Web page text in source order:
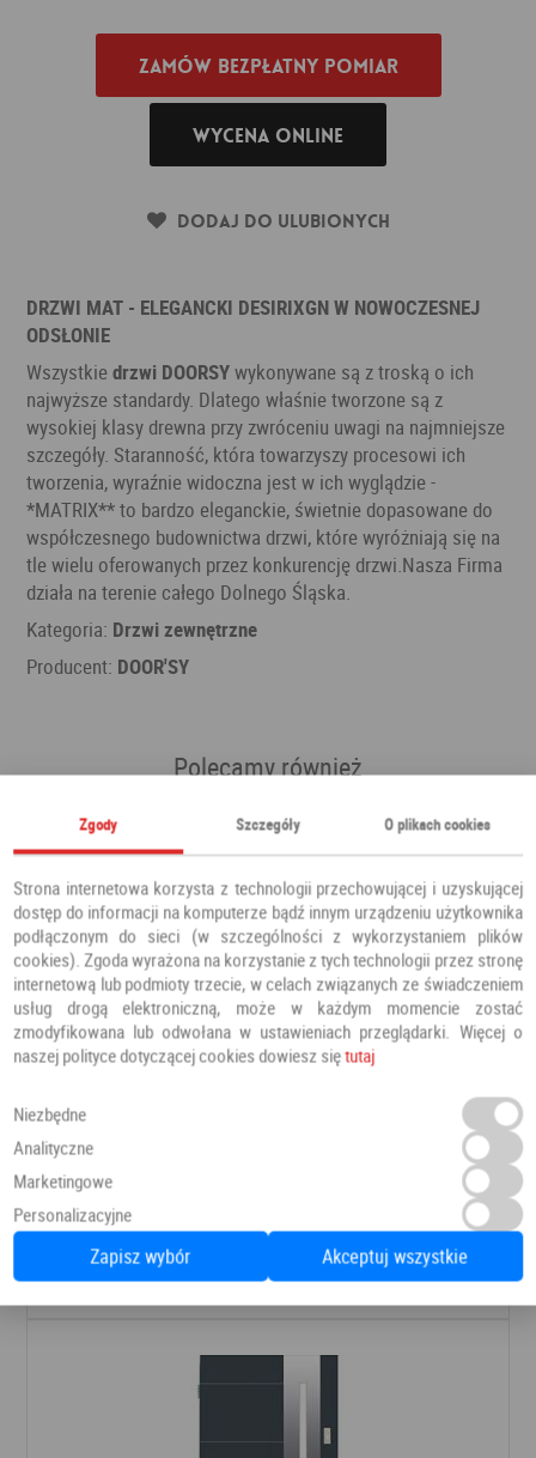
Zamów bezpłatny pomiar
Wycena online
Dodaj do ulubionych
DRZWI MAT - ELEGANCKI DESIRIXGN W NOWOCZESNEJ
ODSŁONIE
Wszystkiedrzwi DOORSYwykonywane są z troską o ich
najwyższe standardy. Dlatego właśnie tworzone są z
wysokiej klasy drewna przy zwróceniu uwagi na najmniejsze
szczegóły. Staranność, która towarzyszy procesowi ich
tworzenia, wyraźnie widoczna jest w ich wyglądzie -
*MATRIX** to bardzo eleganckie, świetnie dopasowane do
współczesnego budownictwa drzwi, które wyróżniają się na
tle wielu oferowanych przez konkurencję drzwi.Nasza Firma
działa na terenie całego Dolnego Śląska.
Kategoria: Drzwi zewnętrzne
Producent: DOOR'SY
Polecamy również
8 366,00 PLN
Dodaj do ulubionych
Zgody Szczegóły O plikach cookies
Strona internetowa korzysta z technologii przechowującej i uzyskującej
dostęp do informacji na komputerze bądź innym urządzeniu użytkownika
podłączonym do sieci (w szczególności z wykorzystaniem plików
cookies). Zgoda wyrażona na korzystanie z tych technologii przez stronę
internetową lub podmioty trzecie, w celach związanych ze świadczeniem
usług drogą elektroniczną, może w każdym momencie zostać
zmodyfikowana lub odwołana w ustawieniach przeglądarki. Więcej o
naszej polityce dotyczącej cookies dowiesz siętutaj
Niezbędne
Analityczne
Marketingowe
Personalizacyjne
Zapisz wybór Akceptuj wszystkie